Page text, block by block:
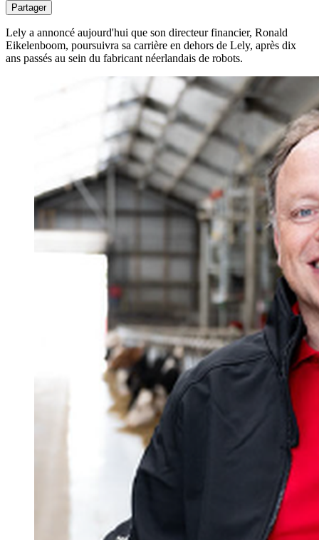
Partager
Lely a annoncé aujourd'hui que son directeur financier, Ronald
Eikelenboom, poursuivra sa carrière en dehors de Lely, après dix
ans passés au sein du fabricant néerlandais de robots.